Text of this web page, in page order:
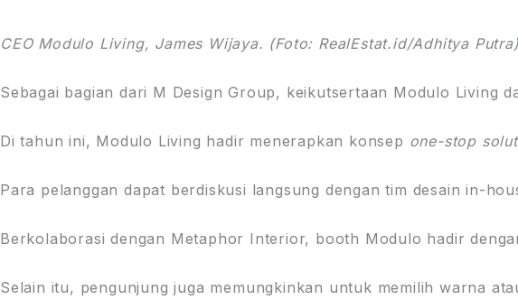
CEO Modulo Living, James Wijaya. (Foto: RealEstat.id/Adhitya Putra)
Sebagai bagian dari M Design Group, keikutsertaan Modulo
Di tahun ini, Modulo Living hadir menerapkan konsep one-stop
Para pelanggan dapat berdiskusi langsung dengan tim desain in-
Berkolaborasi dengan Metaphor Interior, booth Modulo hadir
Selain itu, pengunjung juga memungkinkan untuk memilih warna